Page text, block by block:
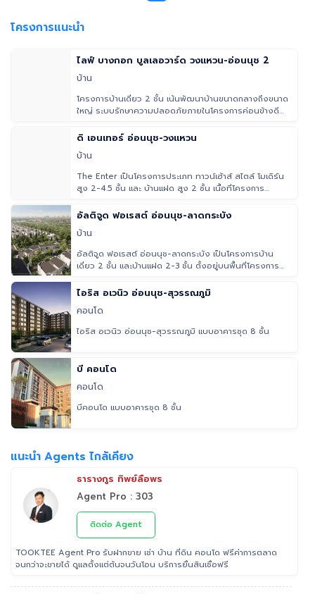
โครงการแนะนำ
ไลฟ์ บางกอก บูลเลอวาร์ด วงแหวน-อ่อนนุช 2
บ้าน
โครงการบ้านเดี่ยว 2 ชั้น เน้นพัฒนาบ้านขนาดกลางถึงขนาด
ใหญ่ ระบบรักษาความปลอดภัยภายในโครงการค่อนข้างดี
ดิ เอนเทอร์ อ่อนนุช-วงแหวน
บ้าน
The Enter เป็นโครงการประเภท ทาวน์เฮ้าส์ สไตล์ โมเดิร์น
สูง 2-4.5 ชั้น และ บ้านแฝด สูง 2 ชั้น เนื้อที่โครงการ
อัลติจูด ฟอเรสต์ อ่อนนุช-ลาดกระบัง
บ้าน
อัลติจูด ฟอเรสต์ อ่อนนุช-ลาดกระบัง เป็นโครงการบ้าน
เดี่ยว 2 ชั้น และบ้านแฝด 2-3 ชั้น ตั้งอยู่บนพื้นที่โครงการ
ไอริส อเวนิว อ่อนนุช-สุวรรณภูมิ
คอนโด
ไอริส อเวนิว อ่อนนุช-สุวรรณภูมิ แบบอาคารชุด 8 ชั้น
บี คอนโด
คอนโด
บีคอนโด แบบอาคารชุด 8 ชั้น
แนะนำ Agents ไกล้เคียง
ธารางกูร ทิพย์ลือพร
Agent Pro : 303
ติดต่อ Agent
TOOKTEE Agent Pro รับฝากขาย เช่า บ้าน ที่ดิน คอนโด ฟรีค่าการตลาด
จนกว่าจะขายได้ ดูแลตั้งแต่ต้นจนวันโอน บริการยื่นสินเชื่อฟรี